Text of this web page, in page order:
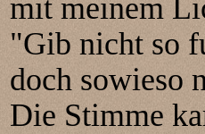
mit meinem
"Gib nicht so
doch sowieso
Die Stimme